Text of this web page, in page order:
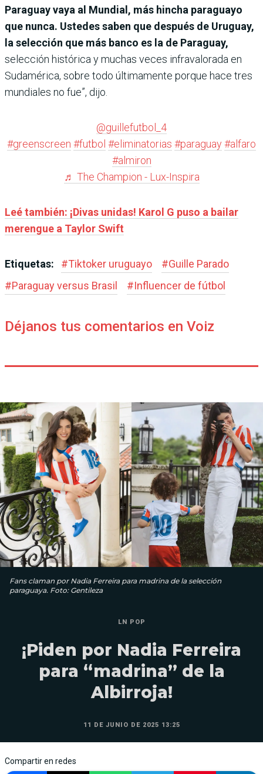
Paraguay vaya al Mundial, más hincha paraguayo
que nunca. Ustedes saben que después de Uruguay,
la selección que más banco es la de Paraguay,
selección histórica y muchas veces infravalorada en
Sudamérica, sobre todo últimamente porque hace tres
mundiales no fue”, dijo.
@guillefutbol_4
#greenscreen #futbol #eliminatorias #paraguay#alfaro
#almiron
♬ The Champion - Lux-Inspira
Leé también: ¡Divas unidas! Karol G puso a bailar
merengue a Taylor Swift
Etiquetas: #Tiktoker uruguayo #Guille Parado
#Paraguay versus Brasil #Influencer de fútbol
Déjanos tus comentarios en Voiz
Fans claman por Nadia Ferreira para madrina de la selección
paraguaya. Foto: Gentileza
LN POP
¡Piden por Nadia Ferreira
para “madrina” de la
Albirroja!
11 DE JUNIO DE 2025 13:25
Compartir en redes